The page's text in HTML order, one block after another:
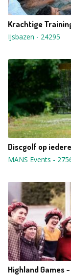
Krachtige
IJsbazen - 24295
Discgolf op
MANS Events -
Highland Games